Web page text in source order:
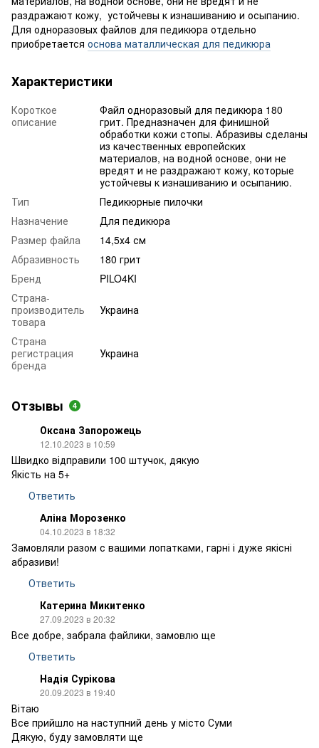
раздражают кожу, устойчевы к изнашиванию и осыпанию.
Для одноразовых файлов для педикюра отдельно
приобретается основа маталлическая для педикюра
Характеристики
Короткое
описание
Файл одноразовый для педикюра 180
грит. Предназначен для финишной
обработки кожи стопы. Абразивы сделаны
из качественных европейских
материалов, на водной основе, они не
вредят и не раздражают кожу, которые
устойчевы к изнашиванию и осыпанию.
Тип
Педикюрные пилочки
Назначение
Для педикюра
Размер файла
14,5х4 см
Абразивность
180 грит
Бренд
PILO4KI
Страна-
производитель
товара
Украина
Страна
регистрация
бренда
Украина
Отзывы 4
Оксана Запорожець
12.10.2023 в 10:59
Швидко відправили 100 штучок, дякую
Якість на 5+
Ответить
Аліна Морозенко
04.10.2023 в 18:32
Замовляли разом с вашими лопатками, гарні і дуже якісні
абразиви!
Ответить
Катерина Микитенко
27.09.2023 в 20:32
Все добре, забрала файлики, замовлю ще
Ответить
Надія Сурікова
20.09.2023 в 19:40
Вітаю
Все прийшло на наступний день у місто Суми
Дякую, буду замовляти ще